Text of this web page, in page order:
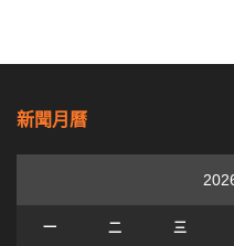
新聞月曆
一 二 三